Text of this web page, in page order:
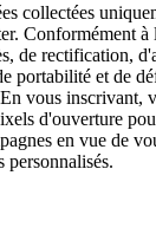
collectées
Conformément à
de rectification,
portabilité et de
vous inscrivant,
d'ouverture
en vue de
personnalisés.